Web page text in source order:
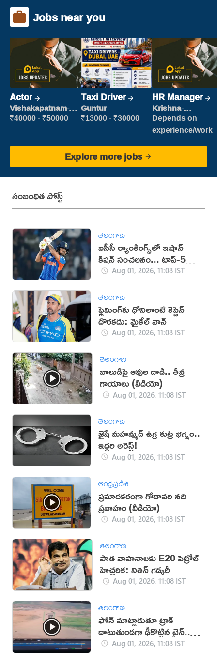
Jobs near you
Actor
Vishakapatnam-
new
₹40000 - ₹50000
Taxi Driver
Guntur
₹13000 - ₹30000
HR Manager
Krishna-
vijayawada
Depends on
experience/work
Explore more jobs
సంబంధిత పోస్ట్
తెలంగాణ
ఐసీసీ ర్యాంకింగ్స్‌లో ఇషాన్
కిషన్ సంచలనం... టాప్-5లో
చోటుAug 01, 2026, 11:08 IST
తెలంగాణ
ఫ్లెమింగ్‌కు ధోనిలాంటి కెప్టెన్
దొరకడు: మైకేల్ వాన్
Aug 01, 2026, 11:08 IST
తెలంగాణ
బాలుడిపై ఆవుల దాడి.. తీవ్ర
గాయాలు (వీడియో)
Aug 01, 2026, 11:08 IST
తెలంగాణ
జైషే మహమ్మద్ ఉగ్ర కుట్ర భగ్నం..
ఇద్దరి అరెస్ట్!
Aug 01, 2026, 11:08 IST
ఆంధ్రప్రదేశ్
ప్రమాదకరంగా గోదావరి నది
ప్రవాహం (వీడియో)
Aug 01, 2026, 11:08 IST
తెలంగాణ
పాత వాహనాలకు E20 పెట్రోల్
హెచ్చరిక: నితిన్ గడ్కరీ
Aug 01, 2026, 11:08 IST
తెలంగాణ
ఫోన్ మాట్లాడుతూ ట్రాక్
దాటుతుండగా ఢీకొట్టిన ట్రైన్..
వ్యక్తి మృతి
Aug 01, 2026, 11:08 IST